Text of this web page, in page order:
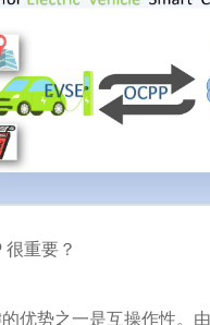
很重要？
的优势之一是互操作性。